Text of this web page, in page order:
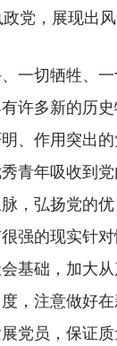
党，展现出
切牺牲、
许多新的历
、作用突出
青年吸收到
，弘扬党的
强的现实针
基础，加大
，注意做好
党员，保证